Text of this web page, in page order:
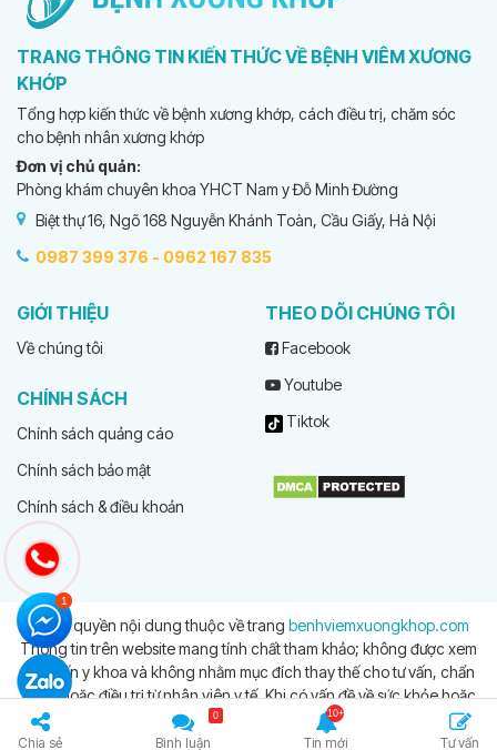
TRANG THÔNG TIN KIẾN THỨC VỀ BỆNH VIÊM XƯƠNG
KHỚP
Tổng hợp kiến thức về bệnh xương khớp, cách điều trị, chăm sóc
cho bệnh nhân xương khớp
Đơn vị chủ quản:
Phòng khám chuyên khoa YHCT Nam y Đỗ Minh Đường
Biệt thự 16, Ngõ 168 Nguyễn Khánh Toàn, Cầu Giấy, Hà Nội
0987 399 376 - 0962 167 835
GIỚI THIỆU
Về chúng tôi
CHÍNH SÁCH
Chính sách quảng cáo
Chính sách bảo mật
Chính sách & điều khoản
THEO DÕI CHÚNG TÔI
Facebook
Youtube
Tiktok
© Bản quyền nội dung thuộc về trang benhviemxuongkhop.com
Thông tin trên website mang tính chất tham khảo; không được xem
là tư vấn y khoa và không nhằm mục đích thay thế cho tư vấn, chẩn
đoán hoặc điều trị từ nhân viên y tế. Khi có vấn đề về sức khỏe hoặc
cần hỗ trợ cấp cứu người đọc cần liên hệ bác sĩ và cơ sở y tế gần
Chia sẻ Bình luận
0
Tin mới Tư vấn